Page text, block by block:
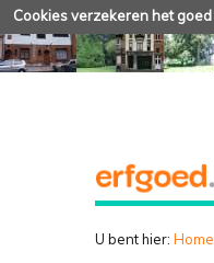
Cookies verzekeren het
U bent hier: Home